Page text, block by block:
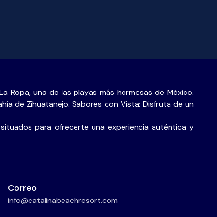
Ropa, una de las playas más hermosas de México.
de Zihuatanejo. Sabores con Vista: Disfruta de un
para ofrecerte una experiencia auténtica y
Correo
info@catalinabeachresort.com